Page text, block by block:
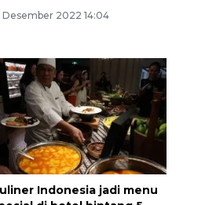
Desember 2022 14:04
Indonesia jadi menu